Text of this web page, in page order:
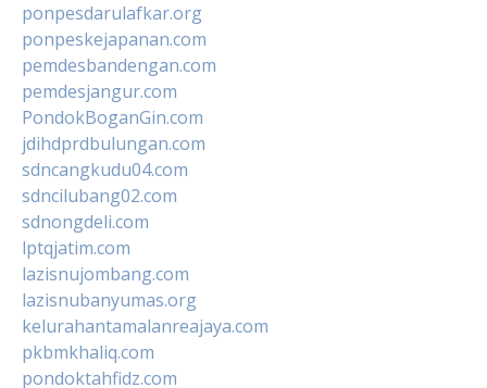
ponpesdarulafkar.org
ponpeskejapanan.com
pemdesbandengan.com
pemdesjangur.com
PondokBoganGin.com
jdihdprdbulungan.com
sdncangkudu04.com
sdncilubang02.com
sdnongdeli.com
lptqjatim.com
lazisnujombang.com
lazisnubanyumas.org
kelurahantamalanreajaya.com
pkbmkhaliq.com
pondoktahfidz.com